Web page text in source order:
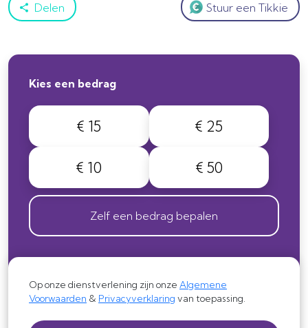
Delen Stuur een Tikkie
Kies een bedrag
€ 15 € 25
€ 10 € 50
Zelf een bedrag bepalen
Op onze dienstverlening zijn onze Algemene
Voorwaarden & Privacyverklaring van toepassing.